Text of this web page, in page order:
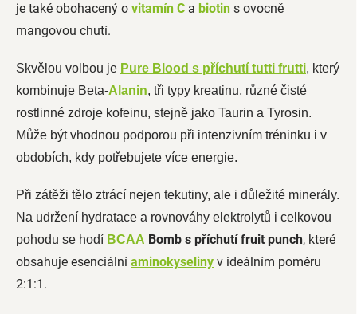
je také obohacený o vitamín C a biotin s ovocně
mangovou chutí.
Skvělou volbou je Pure Blood s příchutí tutti frutti, který
kombinuje Beta-Alanin, tři typy kreatinu, různé čisté
rostlinné zdroje kofeinu, stejně jako Taurin a Tyrosin.
Může být vhodnou podporou při intenzivním tréninku i v
obdobích, kdy potřebujete více energie.
Při zátěži tělo ztrácí nejen tekutiny, ale i důležité minerály.
Na udržení hydratace a rovnováhy elektrolytů i celkovou
pohodu se hodí BCAA Bomb s příchutí fruit punch, které
obsahuje esenciální aminokyseliny v ideálním poměru
2:1:1.